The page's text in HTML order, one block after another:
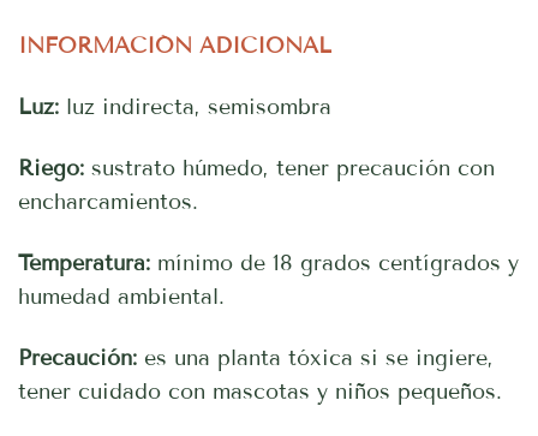
INFORMACIÓN ADICIONAL
Luz: luz indirecta, semisombra
Riego: sustrato húmedo, tener precaución con
encharcamientos.
Temperatura: mínimo de 18 grados centígrados y
humedad ambiental.
Precaución: es una planta tóxica si se ingiere,
tener cuidado con mascotas y niños pequeños.